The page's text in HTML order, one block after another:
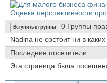
Оценка перспективности
Вступить в группы 0 Группы
Nadina не состоит ни в каких
Последние посетители
Эта страница была